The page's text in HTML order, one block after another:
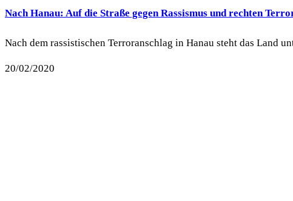
Nach Hanau: Auf die Straße gegen Rassismus und rechten
Nach dem rassistischen Terroranschlag in Hanau steht das Land
20/02/2020